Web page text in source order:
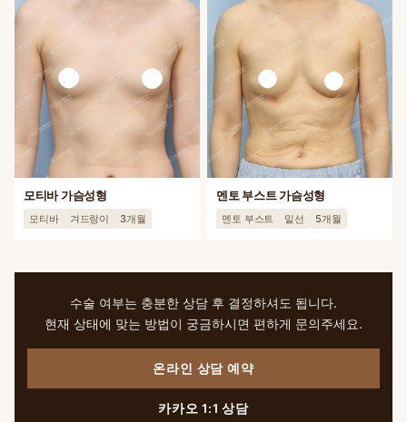
모티바 가슴성형
모티바 겨드랑이 3개월
멘토 부스트 가슴성형
멘토 부스트 밑선 5개월
수술 여부는 충분한 상담 후 결정하셔도 됩니다.
현재 상태에 맞는 방법이 궁금하시면 편하게 문의주세요.
온라인 상담 예약
카카오 1:1 상담